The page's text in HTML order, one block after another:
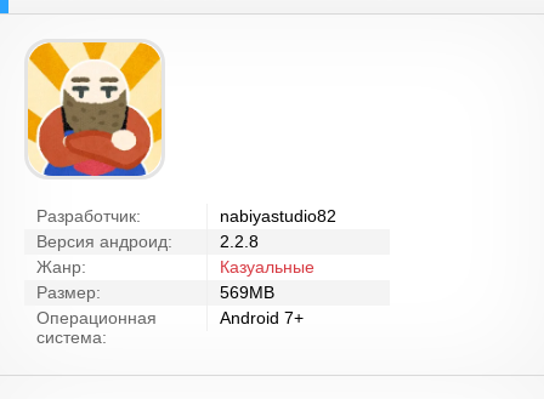
Разработчик:
nabiyastudio82
Версия андроид:
2.2.8
Жанр:
Казуальные
Размер:
569MB
Операционная
система:
Android 7+